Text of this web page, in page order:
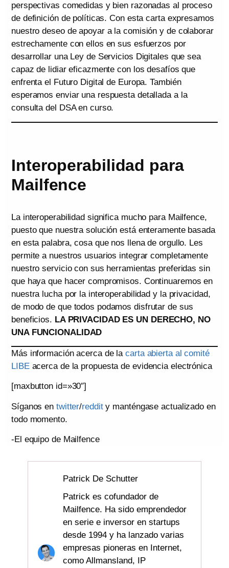
perspectivas comedidas y bien razonadas al proceso
de definición de políticas. Con esta carta expresamos
nuestro deseo de apoyar a la comisión y de colaborar
estrechamente con ellos en sus esfuerzos por
desarrollar una Ley de Servicios Digitales que sea
capaz de lidiar eficazmente con los desafíos que
enfrenta el Futuro Digital de Europa. También
esperamos enviar una respuesta detallada a la
consulta del DSA en curso.
Interoperabilidad para
Mailfence
La interoperabilidad significa mucho para Mailfence,
puesto que nuestra solución está enteramente basada
en esta palabra, cosa que nos llena de orgullo. Les
permite a nuestros usuarios integrar completamente
nuestro servicio con sus herramientas preferidas sin
que haya que hacer compromisos. Continuaremos en
nuestra lucha por la interoperabilidad y la privacidad,
de modo de que todos podamos disfrutar de sus
beneficios. LA PRIVACIDAD ES UN DERECHO, NO
UNA FUNCIONALIDAD
Más información acerca de lacarta abierta al comité
LIBEacerca de la propuesta de evidencia electrónica
[maxbutton id=»30″]
Síganos en twitter/reddity manténgase actualizado en
todo momento.
-El equipo de Mailfence
Patrick De Schutter
Patrick es cofundador de
Mailfence. Ha sido emprendedor
en serie e inversor en startups
desde 1994 y ha lanzado varias
empresas pioneras en Internet,
como Allmansland, IP